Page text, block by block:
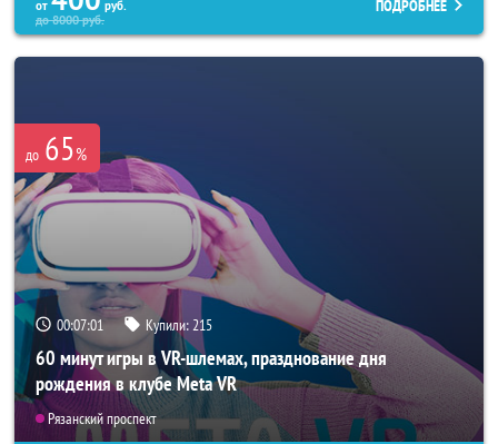
от
руб.
до8000руб.
ПОДРОБНЕЕ
до 65%
00:06:58 Купили: 215
60 минут игры в VR-шлемах, празднование дня
рождения в клубе Meta VR
Рязанский проспект